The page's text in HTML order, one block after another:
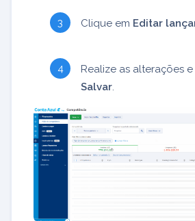
Clique em Editar
Realize as alterações
Salvar.